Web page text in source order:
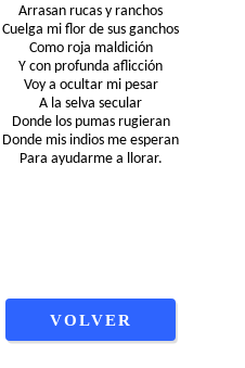
Arrasan rucas y ranchos
Cuelga mi flor de sus ganchos
Como roja maldición
Y con profunda aflicción
Voy a ocultar mi pesar
A la selva secular
Donde los pumas rugieran
Donde mis indios me esperan
Para ayudarme a llorar.